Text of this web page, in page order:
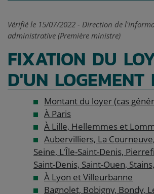
Vérifié le 15/07/2022 - Direction de
administrative (Première ministre)
FIXATION DU
D'UN LOGEMENT
Montant du loyer (cas
À Paris
À Lille, Hellemmes et
Aubervilliers, La
Seine, L'Île-Saint-Denis,
Saint-Denis, Saint-Ouen,
À Lyon et Villeurbanne
Bagnolet, Bobigny, Bondy,